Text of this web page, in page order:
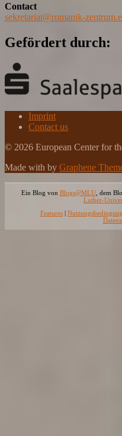
Contact
sekretariat@romanik-
Gefördert durch:
Imprint
Contact us
© 2026 European Center for
Made with by Graphene
Ein Blog von Blogs@MLU, dem
Luther-
Features